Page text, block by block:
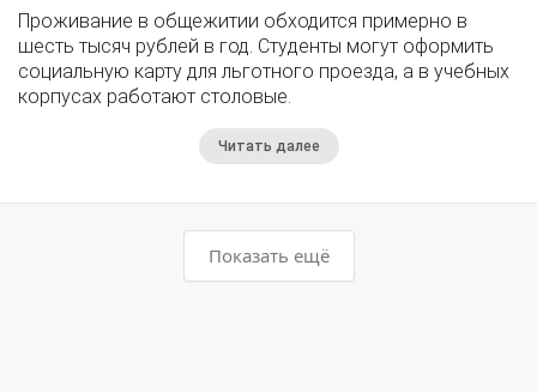
Проживание в общежитии обходится примерно в
шесть тысяч рублей в год. Студенты могут оформить
социальную карту для льготного проезда, а в учебных
корпусах работают столовые.
Читать далее
Показать ещё